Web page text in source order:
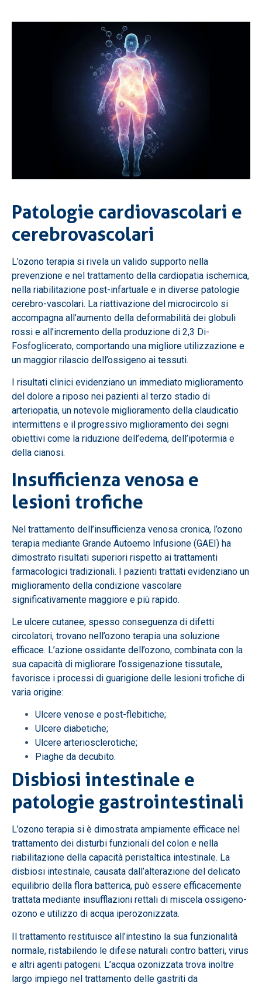
Patologie cardiovascolari e
cerebrovascolari
L’ozono terapia si rivela un valido supporto nella
prevenzione e nel trattamento della cardiopatia ischemica,
nella riabilitazione post-infartuale e in diverse patologie
cerebro-vascolari. La riattivazione del microcircolo si
accompagna all’aumento della deformabilità dei globuli
rossi e all’incremento della produzione di 2,3 Di-
Fosfoglicerato, comportando una migliore utilizzazione e
un maggior rilascio dell’ossigeno ai tessuti.
I risultati clinici evidenziano un immediato miglioramento
del dolore a riposo nei pazienti al terzo stadio di
arteriopatia, un notevole miglioramento della claudicatio
intermittens e il progressivo miglioramento dei segni
obiettivi come la riduzione dell’edema, dell’ipotermia e
della cianosi.
Insufficienza venosa e
lesioni trofiche
Nel trattamento dell’insufficienza venosa cronica, l’ozono
terapia mediante Grande Autoemo Infusione (GAEI) ha
dimostrato risultati superiori rispetto ai trattamenti
farmacologici tradizionali. I pazienti trattati evidenziano un
miglioramento della condizione vascolare
significativamente maggiore e più rapido.
Le ulcere cutanee, spesso conseguenza di difetti
circolatori, trovano nell’ozono terapia una soluzione
efficace. L’azione ossidante dell’ozono, combinata con la
sua capacità di migliorare l’ossigenazione tissutale,
favorisce i processi di guarigione delle lesioni trofiche di
varia origine:
Ulcere venose e post-flebitiche;
Ulcere diabetiche;
Ulcere arteriosclerotiche;
Piaghe da decubito.
Disbiosi intestinale e
patologie gastrointestinali
L’ozono terapia si è dimostrata ampiamente efficace nel
trattamento dei disturbi funzionali del colon e nella
riabilitazione della capacità peristaltica intestinale. La
disbiosi intestinale, causata dall’alterazione del delicato
equilibrio della flora batterica, può essere efficacemente
trattata mediante insufflazioni rettali di miscela ossigeno-
ozono e utilizzo di acqua iperozonizzata.
Il trattamento restituisce all’intestino la sua funzionalità
normale, ristabilendo le difese naturali contro batteri, virus
e altri agenti patogeni. L’acqua ozonizzata trova inoltre
largo impiego nel trattamento delle gastriti da